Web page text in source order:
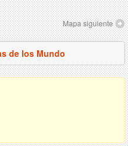
Mapa siguiente
de los Mundo